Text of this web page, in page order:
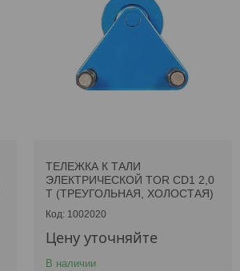
ТЕЛЕЖКА К ТАЛИ
ЭЛЕКТРИЧЕСКОЙ TOR CD1 2,0
Т (ТРЕУГОЛЬНАЯ, ХОЛОСТАЯ)
1002020
Цену уточняйте
В наличии